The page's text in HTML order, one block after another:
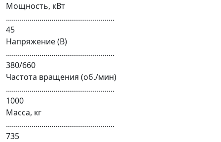
Мощность, кВт
.......................................................
45
Напряжение (В)
.......................................................
380/660
Частота вращения (об./мин)
.......................................................
1000
Масса, кг
.......................................................
735